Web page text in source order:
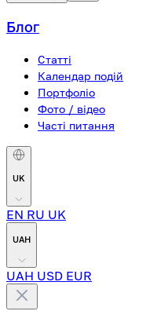
Блог
Статті
Календар подій
Портфоліо
Фото / відео
Часті питання
UK
EN RU UK
UAH
UAH USD EUR